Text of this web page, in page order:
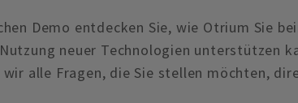
Demo entdecken Sie, wie Otrium Sie
neuer Technologien unterstützen
alle Fragen, die Sie stellen möchten,